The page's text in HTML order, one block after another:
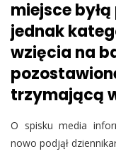
miejsce byłą
jednak
wzięcia na
trzymającą
O spisku media
nowo podjął